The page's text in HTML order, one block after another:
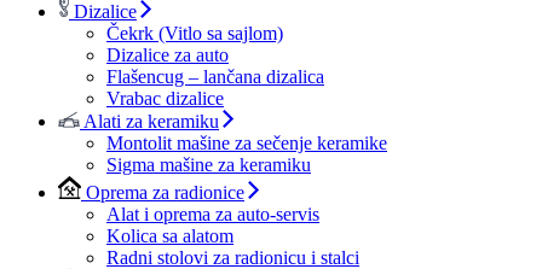
Dizalice
Čekrk (Vitlo sa sajlom)
Dizalice za auto
Flašencug – lančana dizalica
Vrabac dizalice
Alati za keramiku
Montolit mašine za sečenje keramike
Sigma mašine za keramiku
Oprema za radionice
Alat i oprema za auto-servis
Kolica sa alatom
Radni stolovi za radionicu i stalci